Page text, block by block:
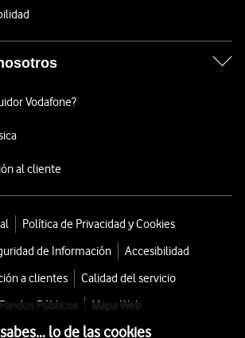
Vodafone?
al cliente
Política de Privacidad y Cookies
de Información
Accesibilidad
a clientes
Calidad del servicio
Fondos Públicos
Mapa Web
lo de las cookies